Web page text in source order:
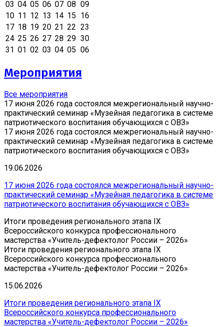
03 04 05 06 07 08 09
10 11 12 13 14 15 16
17 18 19 20 21 22 23
24 25 26 27 28 29 30
31 01 02 03 04 05 06
Мероприятия
Все мероприятия
17 июня 2026 года состоялся межрегиональный научно-
практический семинар «Музейная педагогика в системе
патриотического воспитания обучающихся с ОВЗ»
17 июня 2026 года состоялся межрегиональный научно-
практический семинар «Музейная педагогика в системе
патриотического воспитания обучающихся с ОВЗ»
19.06.2026
17 июня 2026 года состоялся межрегиональный научно-
практический семинар «Музейная педагогика в системе
патриотического воспитания обучающихся с ОВЗ»
Итоги проведения регионального этапа IX
Всероссийского конкурса профессионального
мастерства «Учитель-дефектолог России – 2026»
Итоги проведения регионального этапа IX
Всероссийского конкурса профессионального
мастерства «Учитель-дефектолог России – 2026»
15.06.2026
Итоги проведения регионального этапа IX
Всероссийского конкурса профессионального
мастерства «Учитель-дефектолог России – 2026»